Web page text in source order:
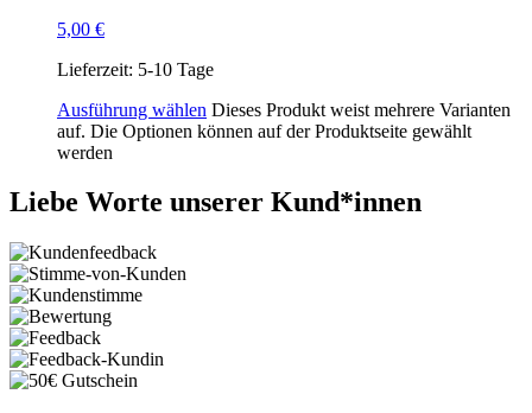
5,00 €
Lieferzeit: 5-10 Tage
Ausführung wählen Dieses Produkt weist mehrere Varianten
auf. Die Optionen können auf der Produktseite gewählt
werden
Liebe Worte unserer Kund*innen